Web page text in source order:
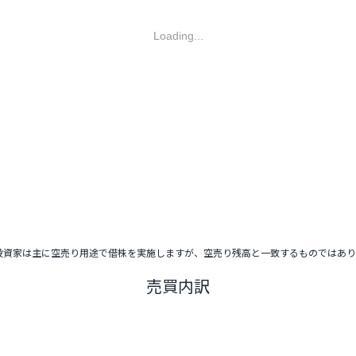
Loading...
家は主に空売り用途で借株を実施しますが、空売り残高と一致するものではあ
売買内訳